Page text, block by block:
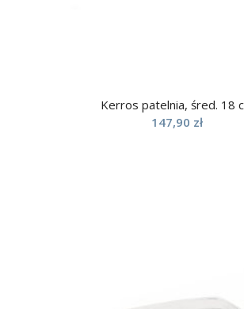
Kerros patelnia, śred. 18
147,90 zł